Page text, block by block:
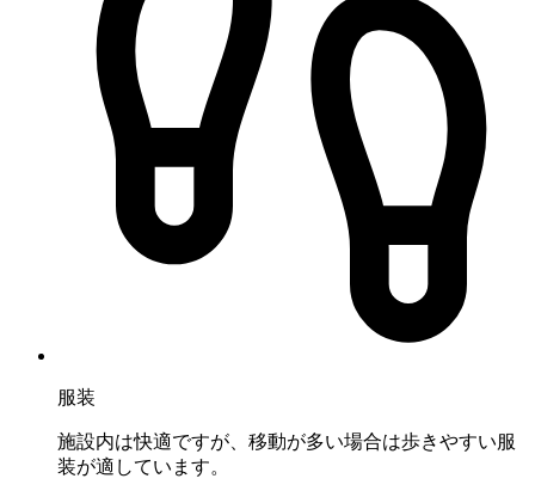
服装
施設内は快適ですが、移動が多い場合は歩きやすい服
装が適しています。